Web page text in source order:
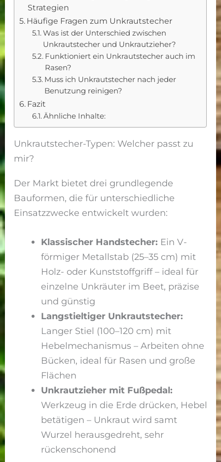
Strategien
Häufige Fragen zum Unkrautstecher
Was ist der Unterschied zwischen
Unkrautstecher und Unkrautzieher?
Funktioniert ein Unkrautstecher auch im
Rasen?
Muss ich Unkrautstecher nach jeder
Benutzung reinigen?
Fazit
Ähnliche Inhalte:
Unkrautstecher-Typen: Welcher passt zu
mir?
Der Markt bietet drei grundlegende
Bauformen, die für unterschiedliche
Einsatzzwecke entwickelt wurden:
Klassischer Handstecher: Ein V-
förmiger Metallstab (25–35 cm) mit
Holz- oder Kunststoffgriff – ideal für
einzelne Unkräuter im Beet, präzise
und günstig
Langstieltiger Unkrautstecher:
Langer Stiel (100–120 cm) mit
Hebelmechanismus – Arbeiten ohne
Bücken, ideal für Rasen und große
Flächen
Unkrautzieher mit Fußpedal:
Werkzeug in die Erde drücken, Hebel
betätigen – Unkraut wird samt
Wurzel herausgedreht, sehr
rückenschonend